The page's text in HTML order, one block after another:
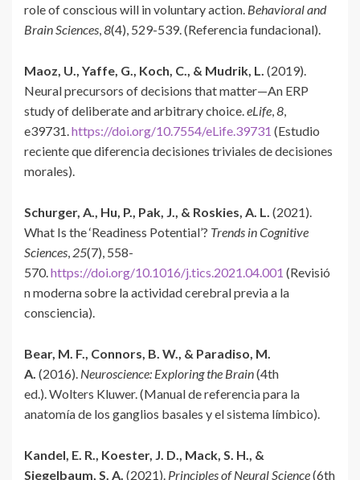
role of conscious will in voluntary action. Behavioral and
Brain Sciences 8(4), 529-539. (Referencia fundacional).
Maoz, U., Yaffe, G., Koch, C., & Mudrik, L.
(2019).
Neural precursors of decisions that matter—An ERP
study of deliberate and arbitrary choice. eLife 8
e39731. https://doi.org/10.7554/eLife.39731 (Estudio
reciente que diferencia decisiones triviales de decisiones
morales).
Schurger, A., Hu, P., Pak, J., & Roskies, A. L.
(2021).
What Is the ‘Readiness Potential’? Trends in Cognitive
Sciences 25(7), 558-
570. https://doi.org/10.1016/j.tics.2021.04.001 (Revisió
n moderna sobre la actividad cerebral previa a la
consciencia).
Bear, M. F., Connors, B. W., & Paradiso, M.
A. (2016). Neuroscience: Exploring the Brain(4th
ed.). Wolters Kluwer. (Manual de referencia para la
anatomía de los ganglios basales y el sistema límbico).
Kandel, E. R., Koester, J. D., Mack, S. H., &
Siegelbaum, S. A. (2021). Principles of Neural Science(6th